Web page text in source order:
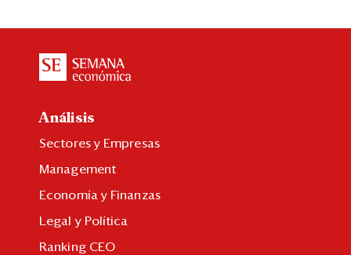
Análisis
Sectores y Empresas
Management
Economía y Finanzas
Legal y Política
Ranking CEO